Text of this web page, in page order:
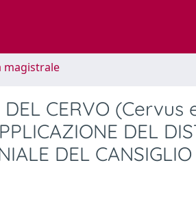
magistrale
DEL CERVO
DEL
DEL CANSIGLIO